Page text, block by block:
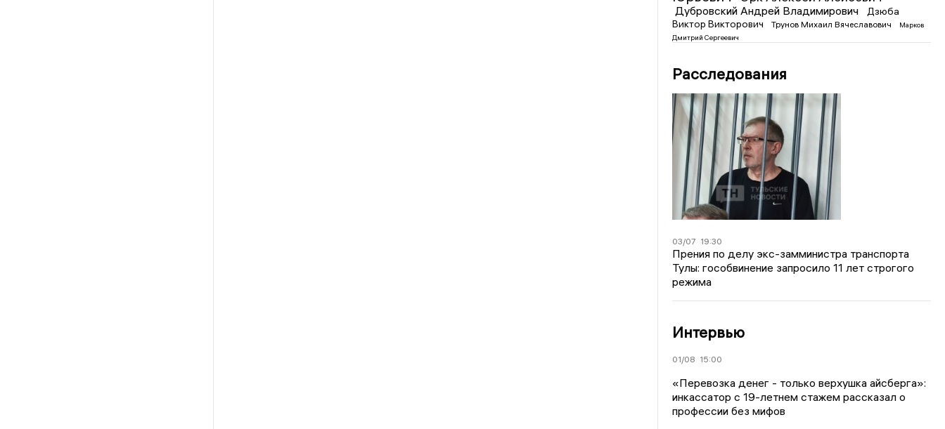
Дубровский Андрей Владимирович
Дзюба
Виктор Викторович
Трунов Михаил Вячеславович
Марков
Дмитрий Сергеевич
Расследования
03/07 19:30
Прения по делу экс-замминистра транспорта
Тулы: гособвинение запросило 11 лет строгого
режима
Интервью
01/08 15:00
«Перевозка денег - только верхушка айсберга»:
инкассатор с 19-летнем стажем рассказал о
профессии без мифов